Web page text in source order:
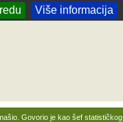
Više informacija
Govorio je kao šef statističkog